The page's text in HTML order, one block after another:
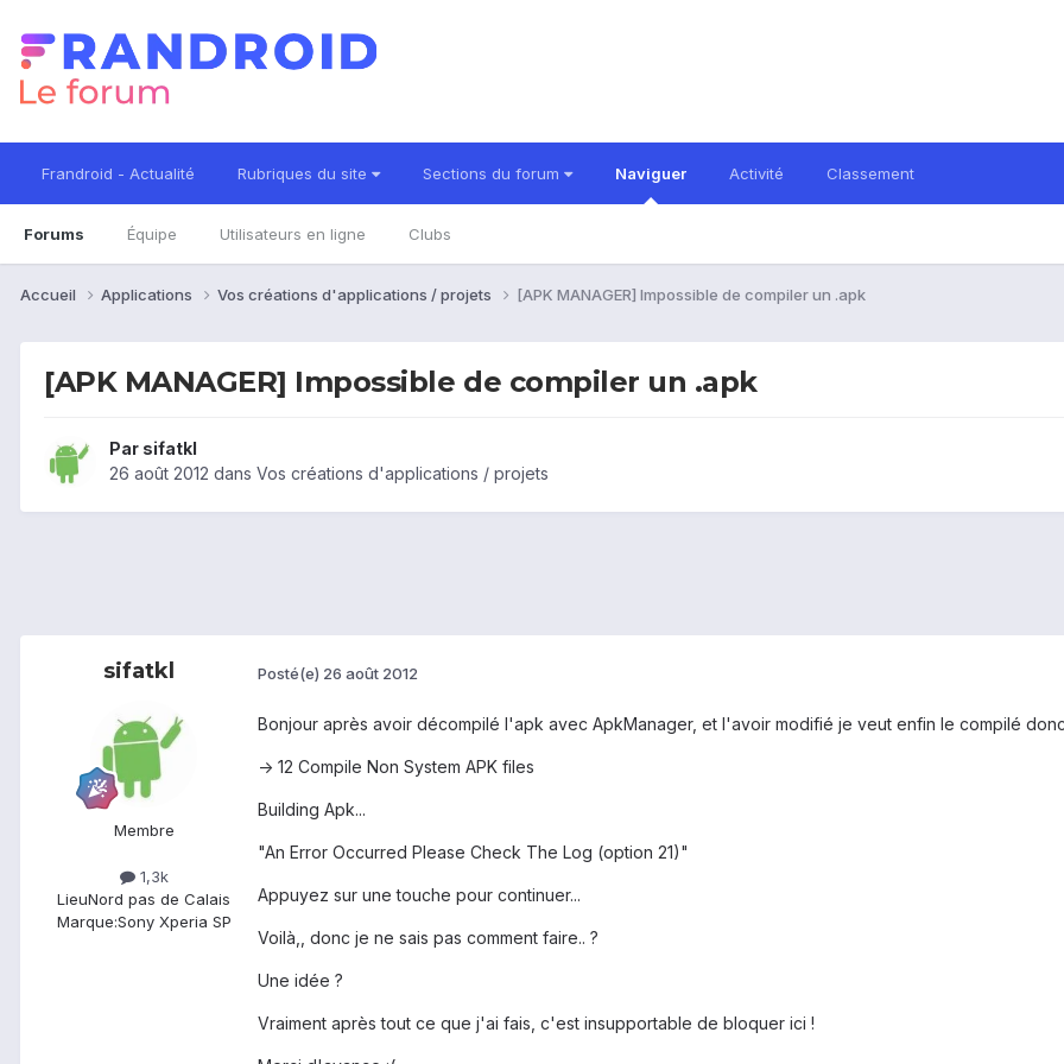
Frandroid - Actualité Rubriques du site Sections du forum Naviguer
Forums Équipe Utilisateurs en ligne Clubs
Activité Classement
Accueil Applications Vos créations d'applications / projets [APK MANAGER] Impossible de compiler un .apk
[APK MANAGER] Impossible de compiler un .apk
Par sifatkl
26 août 2012 dans Vos créations d'applications / projets
sifatkl
Membre
1,3k
LieuNord pas de Calais
Marque:Sony Xperia SP
Posté(e) 26 août 2012
Bonjour après avoir décompilé l'apk avec ApkManager, et l'avoir modifié je veut enfin le compilé
-> 12 Compile Non System APK files
Building Apk...
"An Error Occurred Please Check The Log (option 21)"
Appuyez sur une touche pour continuer...
Voilà,, donc je ne sais pas comment faire.. ?
Une idée ?
Vraiment après tout ce que j'ai fais, c'est insupportable de bloquer ici !